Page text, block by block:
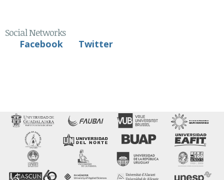
Social Networks
Facebook
Twitter